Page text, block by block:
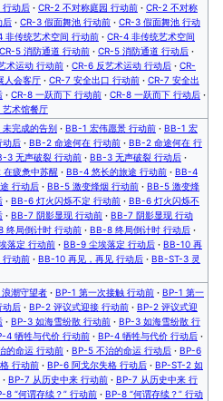
行动后 · CR-2 不对称庭园 行动前 · CR-2 不对称
后 · CR-3 假面舞池 行动前 · CR-3 假面舞池 行动
非传统艺术空间 行动前 · CR-4 非传统艺术空间
CR-5 消防通道 行动前 · CR-5 消防通道 行动后 ·
术运动 行动前 · CR-6 反艺术运动 行动后 · CR-
人会客厅 · CR-7 安全出口 行动前 · CR-7 安全出
· CR-8 一跃而下 行动前 · CR-8 一跃而下 行动后 ·
艺术馆餐厅
完成的告别 · BB-1 宏伟愿景 行动前 · BB-1 宏
动后 · BB-2 命途何在 行动前 · BB-2 命途何在 行
3 无声破裂 行动前 · BB-3 无声破裂 行动后 ·
疲惫中苏醒 · BB-4 悠长的旅途 行动前 · BB-4
行动后 · BB-5 激变烽烟 行动前 · BB-5 激变烽
· BB-6 灯火闪烁不定 行动前 · BB-6 灯火闪烁不
· BB-7 阴影显现 行动前 · BB-7 阴影显现 行动
终局倒计时 行动前 · BB-8 终局倒计时 行动后 ·
落定 行动前 · BB-9 尘埃落定 行动后 · BB-10 再
行动前 · BB-10 再见，再见 行动后 · BB-ST-3 灵
潮守望者 · BP-1 第一次接触 行动前 · BP-1 第一
动后 · BP-2 评议式迎接 行动前 · BP-2 评议式迎
· BP-3 如海雪纷散 行动前 · BP-3 如海雪纷散 行
4 牺牲与代价 行动前 · BP-4 牺牲与代价 行动后 ·
的命运 行动前 · BP-5 不治的命运 行动后 · BP-6
行动前 · BP-6 阿戈尔失格 行动后 · BP-ST-2 如
· BP-7 从历史中来 行动前 · BP-7 从历史中来 行
8 “何谓存续？” 行动前 · BP-8 “何谓存续？” 行动